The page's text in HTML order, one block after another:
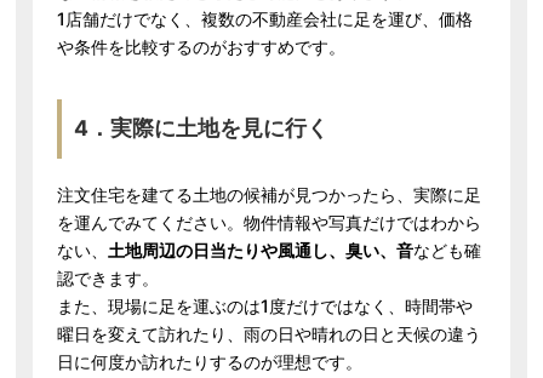
1店舗だけでなく、複数の不動産会社に足を運び、価格
や条件を比較するのがおすすめです。
4．実際に土地を見に行く
注文住宅を建てる土地の候補が見つかったら、実際に足
を運んでみてください。物件情報や写真だけではわから
ない、 土地周辺の日当たりや風通し、臭い、音なども確
認できます。
また、現場に足を運ぶのは1度だけではなく、時間帯や
曜日を変えて訪れたり、雨の日や晴れの日と天候の違う
日に何度か訪れたりするのが理想です。